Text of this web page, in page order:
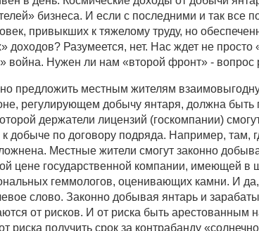
бизнеса. И если с последними и так все
привыкших к тяжелому труду, но
доходов? Разумеется, нет. Нас ждет не просто
война. Нужен ли нам «второй фронт» - вопрос
предложить местным жителям
регулирующем добычу янтаря, должна быть
держатели лицензий (госкомпании)
к добыче по договору подряда. Например, там,
Местные жители смогут законно
цене государственной компании, имеющей в
геммологов, оценивающих камни. И
слово. Законно добывая янтарь и
от рисков. И от риска быть арестованным
риска получить срок за контрабанду